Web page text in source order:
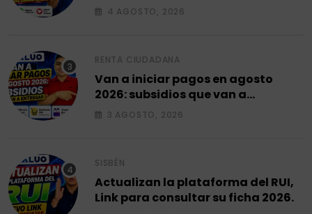
4 AGOSTO, 2026
RENTA CIUDADANA
Van a iniciar pagos en agosto
2026: subsidios que van a
entregar.
3 AGOSTO, 2026
SISBÉN
Actualizan la plataforma del RUI,
Link para consultar su ficha 2026.